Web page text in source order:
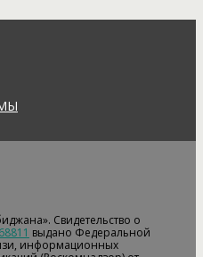
Свидетельство о
выдано Федеральной
информационных